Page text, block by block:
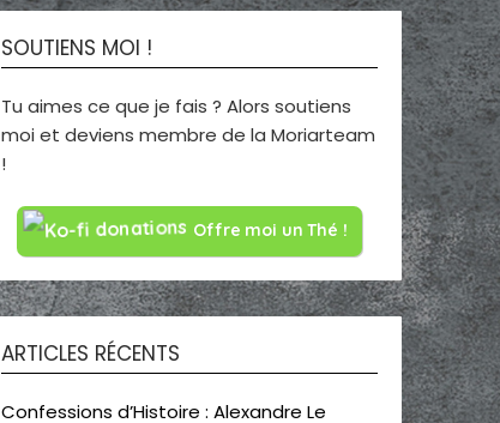
SOUTIENS MOI !
Tu aimes ce que je fais ? Alors soutiens
moi et deviens membre de la Moriarteam
!
Offre moi un Thé !
ARTICLES RÉCENTS
Confessions d’Histoire : Alexandre Le